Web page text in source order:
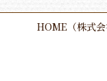
HOME （株式